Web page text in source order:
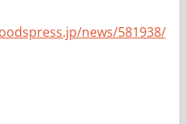
news/581938/